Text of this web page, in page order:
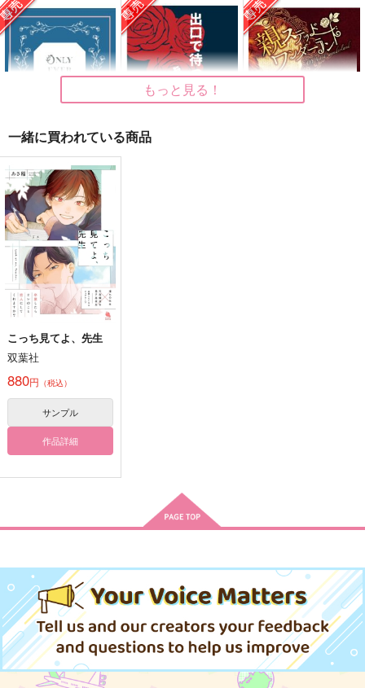
親ステッドワンダーラ
ンド
三つ葉洋菓子店
880円 （税込）
作品詳細
恋愛学レポート
三つ葉洋菓子店
865円（税込）
トレイ×ジェイド
ぬぬぬぬぬぬぬぬぬぬ
ぬぬっ!!
memento
629円（税込）
くらっしゅ あまあま
Love is ok！
944
フロイド×ジェイド
作品詳細
Only Ever After
しっぽキリトリ注
意！
専売 1,300円（税込）
その他
トレイ×ジェイド
サンプル
カート
もっと見る！
一緒に買われている商品
こっち見てよ、先生
双葉社
880円 （税込）
サンプル
作品詳細